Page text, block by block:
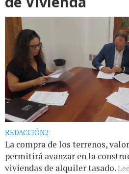
REDACCIÓN2
La compra de los terrenos,
permitirá avanzar en la
viviendas de alquiler tasado.